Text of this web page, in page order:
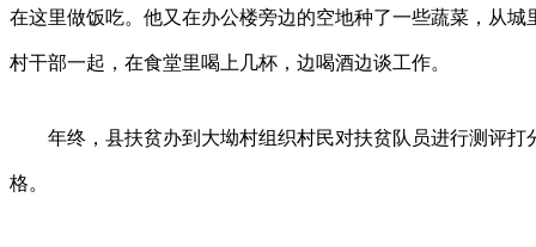
在这里做饭吃。他又在办公楼旁边的空地种了一些蔬菜，从城
村干部一起，在食堂里喝上几杯，边喝酒边谈工作。
年终，县扶贫办到大坳村组织村民对扶贫队员进行测评打
格。